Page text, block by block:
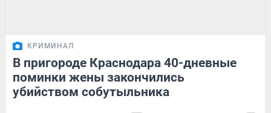
КРИМИНАЛ
В пригороде Краснодара 40-дневные
поминки жены закончились
убийством собутыльника